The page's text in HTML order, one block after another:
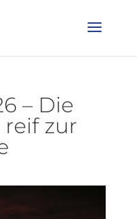
– Die
reif zur